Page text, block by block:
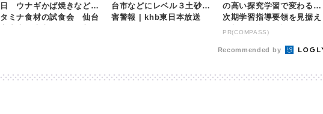
日 ウナギかば焼きなどス
タミナ食材の試食会 仙台
台市などにレベル３土砂災
害警報 | khb東日本放送
の高い探究学習で変わる！
次期学習指導要領を見据え
た新しい学びと評価のカタ
PR(COMPASS)
Recommended by